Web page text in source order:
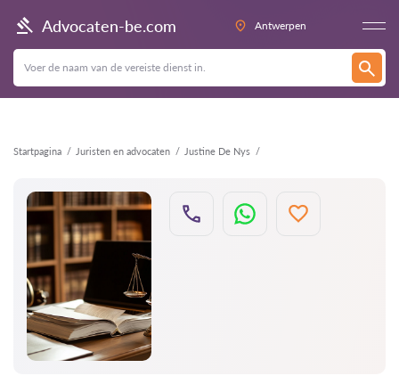
Advocaten-be.com Antwerpen
Startpagina Juristen en advocaten Justine De Nys
Terug